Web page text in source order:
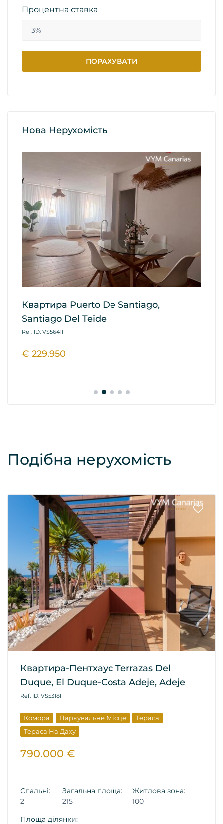
Процентна ставка
Нова Нерухомість
Квартира Puerto De Santiago,
Santiago Del Teide
Ref. ID: VS5641I
€ 229.950
Подібна нерухомість
Квартира-Пентхаус Terrazas Del
Duque, El Duque-Costa Adeje, Adeje
Ref. ID: VS5318I
Комора Паркувальне Місце
Тераса
Тераса На Даху
790.000 €
Спальні:
2
Загальна площа:
215
Житлова зона:
100
Площа ділянки: